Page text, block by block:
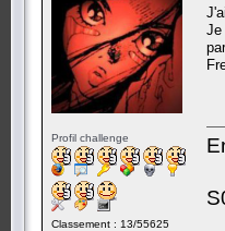
Profil challenge
Classement : 13/55625
Je